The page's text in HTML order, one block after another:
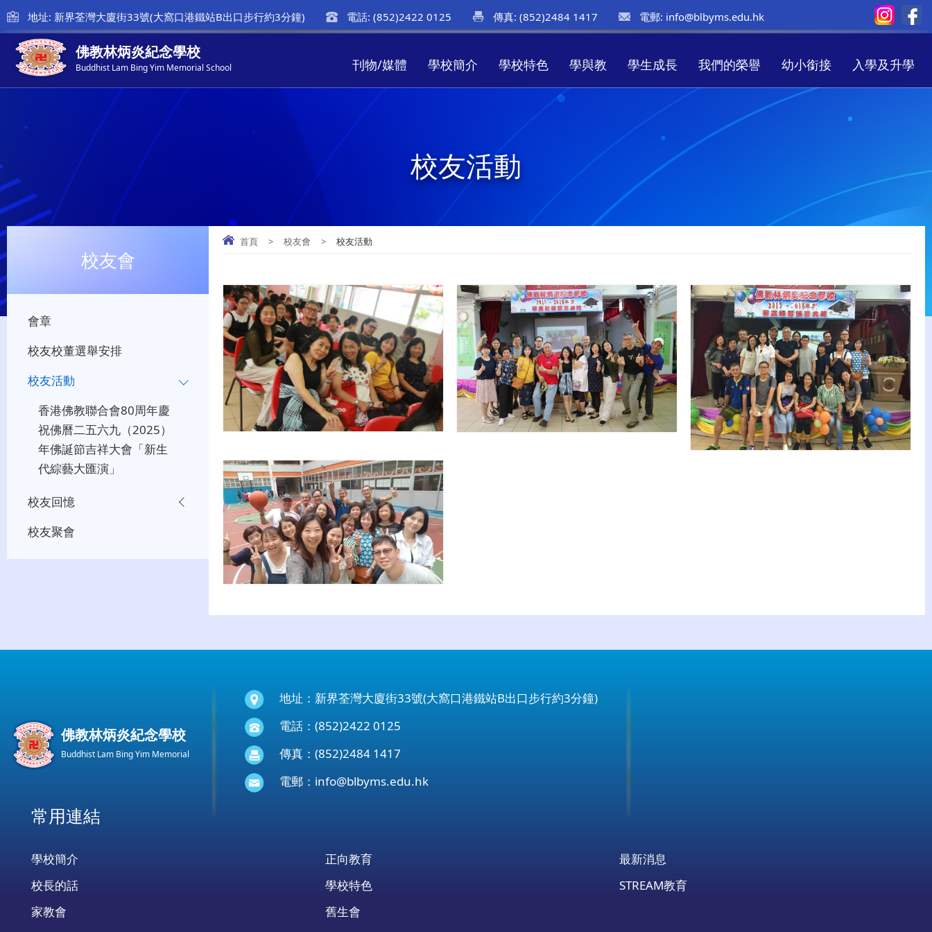
地址: 新界荃灣大廈街33號(大窩口港鐵站B出口步行約3分鐘) 電話: (852)2422 0125 傳真: (852)2484 1417 電郵: info@blbyms.edu.hk
佛教林炳炎紀念學校
Buddhist Lam Bing Yim Memorial School 刊物/媒體 學校簡介 學校特色 學與教 學生成長 我們的榮譽 幼小銜接 入學及升學
校友活動
首頁 > 校友會 > 校友活動
校友會
會章
校友校董選舉安排
校友活動
香港佛教聯合會80周年慶
祝佛曆二五六九（2025）
年佛誕節吉祥大會「新生
代綜藝大匯演」
校友回憶
校友聚會
佛教林炳炎紀念學校
Buddhist Lam Bing Yim Memorial
地址：新界荃灣大廈街33號(大窩口港鐵站B出口步行約3分鐘)
電話：(852)2422 0125
傳真：(852)2484 1417
電郵： info@blbyms.edu.hk
常用連結
學校簡介 正向教育
最新消息
校長的話
學校特色
STREAM教育
家教會
舊生會